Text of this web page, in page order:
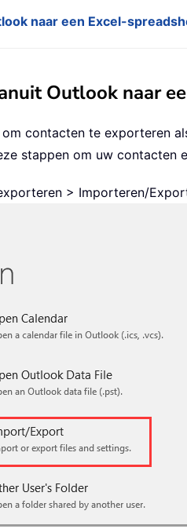
naar een Excel-
Outlook naar
contacten te exporteren
stappen om uw contacten
> Importeren/